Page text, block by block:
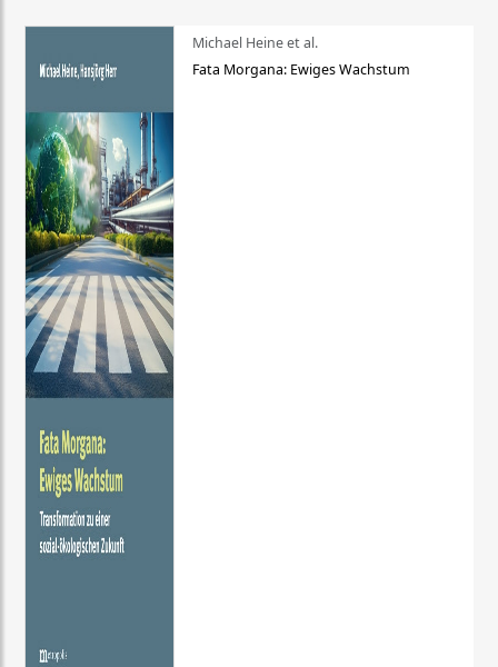
Michael Heine et al.
Fata Morgana: Ewiges Wachstum